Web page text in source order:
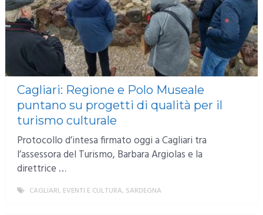
Cagliari: Regione e Polo Museale
puntano su progetti di qualità per il
turismo culturale
Protocollo d’intesa firmato oggi a Cagliari tra
l’assessora del Turismo, Barbara Argiolas e la
direttrice …
CAGLIARI, EVENTI E CULTURA, SARDEGNA